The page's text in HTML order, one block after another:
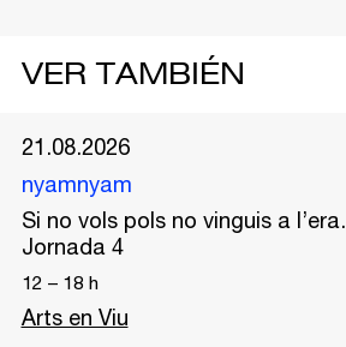
VER TAMBIÉN
21.08.2026
nyamnyam
Si no vols pols no vinguis a l’era.
Jornada 4
12 – 18 h
Arts en Viu